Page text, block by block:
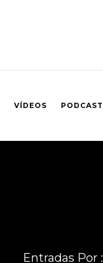
VÍDEOS PODCAST
Entradas Por :